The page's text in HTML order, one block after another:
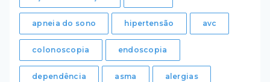
apneia do sono hipertensão avc
colonoscopia endoscopia
dependência asma alergias